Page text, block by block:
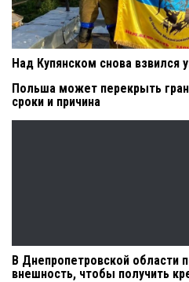
Над Купянском снова взвился
Польша может перекрыть
сроки и причина
В Днепропетровской области
внешность, чтобы получить